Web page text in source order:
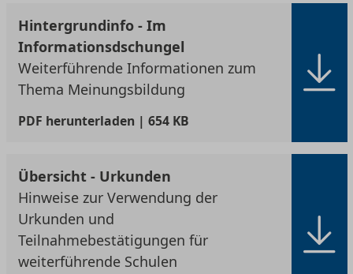
Hintergrundinfo - Im
Informationsdschungel
Weiterführende Informationen zum
Thema Meinungsbildung
PDF herunterladen | 654 KB
Übersicht - Urkunden
Hinweise zur Verwendung der
Urkunden und
Teilnahmebestätigungen für
weiterführende Schulen